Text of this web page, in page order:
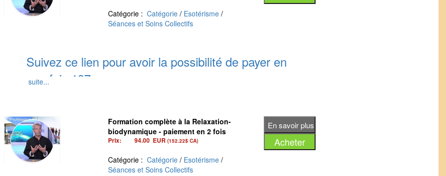
Catégorie :Catégorie / Esotérisme /
Séances et Soins Collectifs
Suivez ce lien pour avoir la possibilité de payer en
une fois 187 euros
deux fois 94
euros au lieu d'une fois 187 euros
Pour suivre la vibra conférence sur You Tube
suite...
Formation complète à la Relaxation-
biodynamique - paiement en 2 fois
Prix: 94.00 EUR (152.22$ CA)
Catégorie :Catégorie / Esotérisme /
Séances et Soins Collectifs